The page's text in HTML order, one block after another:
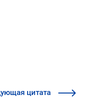
цитата